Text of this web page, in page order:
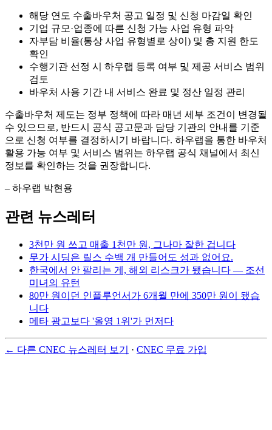
해당 연도 수출바우처 공고 일정 및 신청 마감일 확인
기업 규모·업종에 따른 신청 가능 사업 유형 파악
자부담 비율(통상 사업 유형별로 상이) 및 총 지원 한도
확인
수행기관 선정 시 하우랩 등록 여부 및 제공 서비스 범위
검토
바우처 사용 기간 내 서비스 완료 및 정산 일정 관리
수출바우처 제도는 정부 정책에 따라 매년 세부 조건이 변경될
수 있으므로, 반드시 공식 공고문과 담당 기관의 안내를 기준
으로 신청 여부를 결정하시기 바랍니다. 하우랩을 통한 바우처
활용 가능 여부 및 서비스 범위는 하우랩 공식 채널에서 최신
정보를 확인하는 것을 권장합니다.
– 하우랩 박현용
관련 뉴스레터
3천만 원 쓰고 매출 1천만 원, 그나마 잘한 겁니다
무가 시딩은 릴스 수백 개 만들어도 성과 없어요.
한국에서 안 팔리는 게, 해외 리스크가 됐습니다 — 조선
미녀의 유턴
80만 원이던 인플루언서가 6개월 만에 350만 원이 됐습
니다
메타 광고보다 '올영 1위'가 먼저다
← 다른 CNEC 뉴스레터 보기 · CNEC 무료 가입